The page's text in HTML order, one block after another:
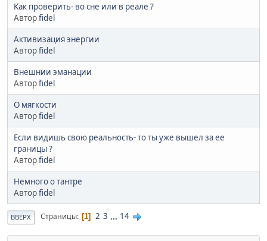
Как проверить- во сне или в реале ?
Авторfidel
Активизация энергии
Авторfidel
Внешнии эманации
Авторfidel
О мягкости
Авторfidel
Если видишь свою реальность- то ты уже вышел за ее
границы ?
Авторfidel
Немного о тантре
Авторfidel
ВВЕРХ Страницы 1 2 3 ... 14